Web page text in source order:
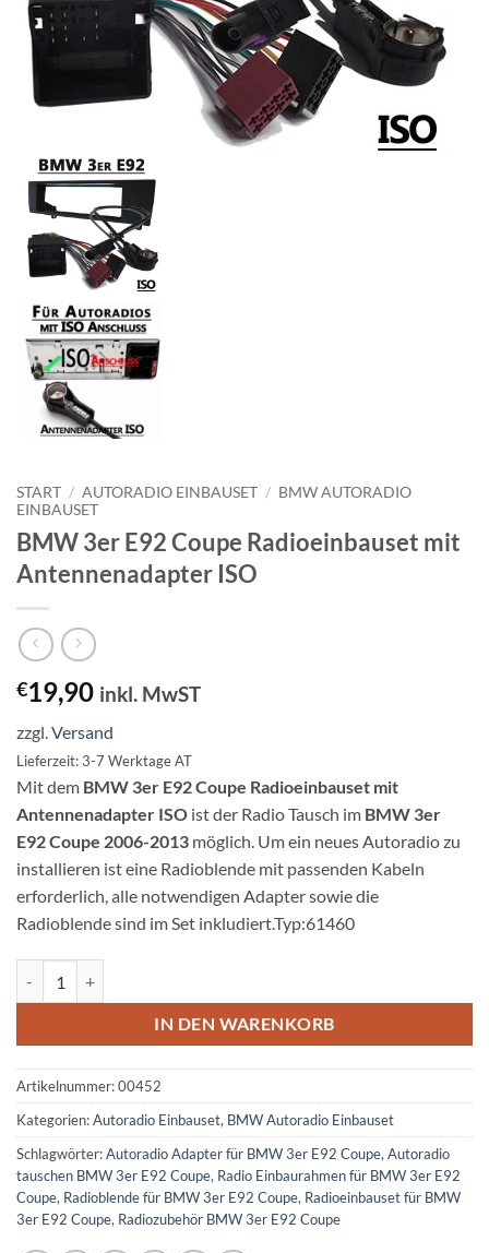
START / AUTORADIO EINBAUSET / BMW AUTORADIO
EINBAUSET
BMW 3er E92 Coupe Radioeinbauset mit
Antennenadapter ISO
€19,90 inkl. MwST
zzgl.Versand
Lieferzeit: 3-7 Werktage AT
Mit dem BMW 3er E92 Coupe Radioeinbauset mit
Antennenadapter ISO ist der Radio Tausch im BMW 3er
E92 Coupe 2006-2013 möglich. Um ein neues Autoradio zu
installieren ist eine Radioblende mit passenden Kabeln
erforderlich, alle notwendigen Adapter sowie die
Radioblende sind im Set inkludiert.Typ:61460
IN DEN WARENKORB
Artikelnummer:00452
Kategorien:Autoradio Einbauset, BMW Autoradio Einbauset
Schlagwörter:Autoradio Adapter für BMW 3er E92 Coupe, Autoradio
tauschen BMW 3er E92 Coupe, Radio Einbaurahmen für BMW 3er E92
Coupe, Radioblende für BMW 3er E92 Coupe, Radioeinbauset für BMW
3er E92 Coupe, Radiozubehör BMW 3er E92 Coupe